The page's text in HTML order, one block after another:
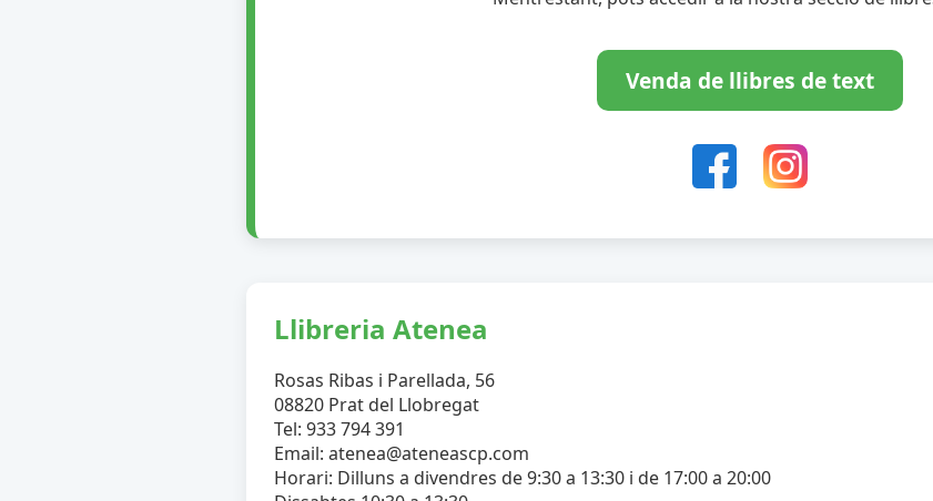
Venda de llibres de text
Llibreria Atenea
Rosas Ribas i Parellada, 56
08820 Prat del Llobregat
Tel: 933 794 391
Email: atenea@ateneascp.com
Horari: Dilluns a divendres de 9:30 a 13:30 i de 17:00 a 20:00